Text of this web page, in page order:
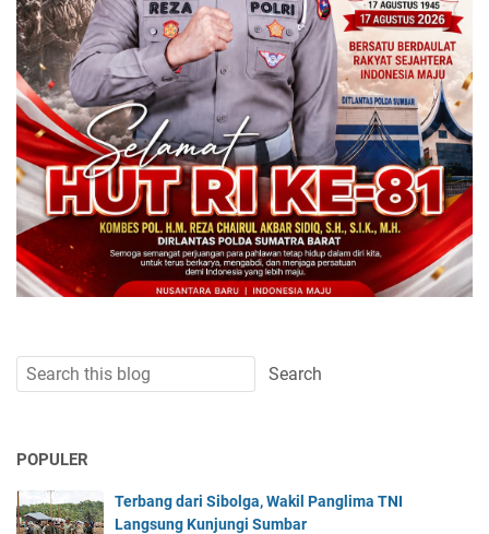
POPULER
Terbang dari Sibolga, Wakil Panglima TNI
Langsung Kunjungi Sumbar